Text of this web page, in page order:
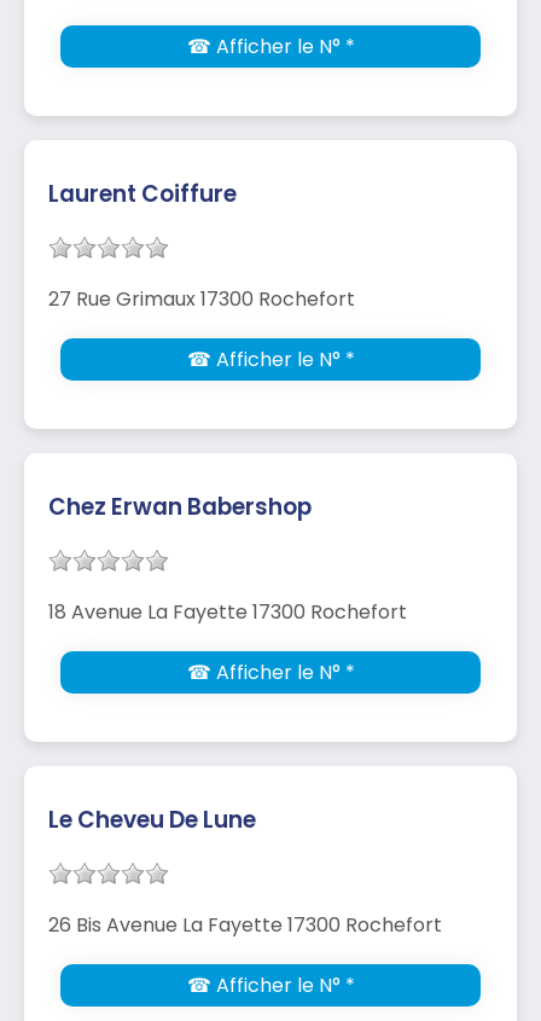
☎ Afficher le N° *
Laurent Coiffure
27 Rue Grimaux 17300 Rochefort
☎ Afficher le N° *
Chez Erwan Babershop
18 Avenue La Fayette 17300 Rochefort
☎ Afficher le N° *
Le Cheveu De Lune
26 Bis Avenue La Fayette 17300 Rochefort
☎ Afficher le N° *